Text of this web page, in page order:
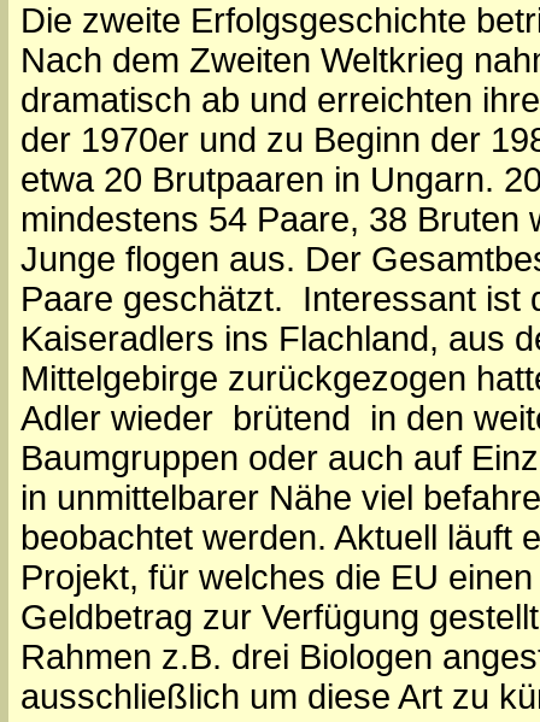
Die zweite Erfolgsgeschichte
Nach dem Zweiten Weltkrieg
dramatisch ab und erreichten
der 1970er und zu Beginn der
etwa 20 Brutpaaren in Ungarn.
mindestens 54 Paare, 38 Bruten
Junge flogen aus. Der
Paare geschätzt. Interessant ist
Kaiseradlers ins Flachland, aus
Mittelgebirge zurückgezogen
Adler wieder brütend in den
Baumgruppen oder auch auf
in unmittelbarer Nähe viel
beobachtet werden. Aktuell läuft
Projekt, für welches die EU
Geldbetrag zur Verfügung
Rahmen z.B. drei Biologen
ausschließlich um diese Art zu